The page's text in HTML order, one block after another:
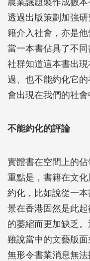
農業議題製作成數
透過出版策劃加強
籍介入社會，亦是
當一本書佔具了不
社群知道這本書出
過、也不能約化它
會出現在我們的社會
不能約化的評論
實體書在空間上的
重點是，書籍在文
約化，比如說從一
景在香港固然是此
的萎縮而更加缺乏
雖說當中的文藝版面
無形令書業消息無